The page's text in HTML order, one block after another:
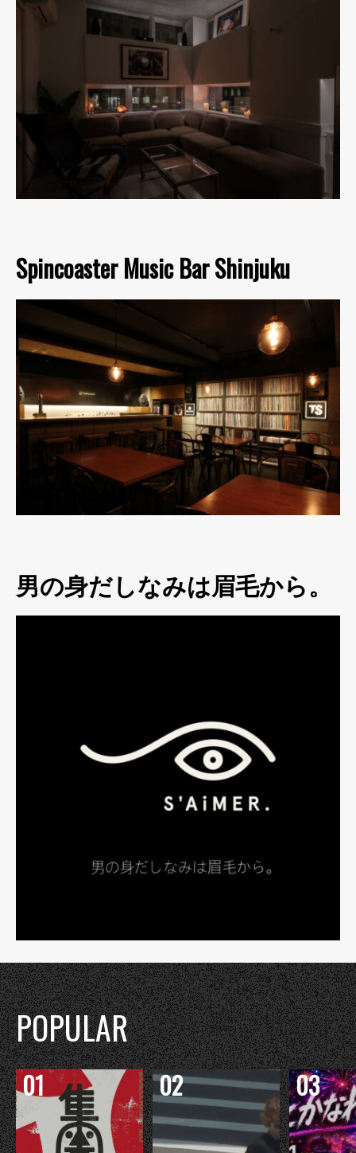
Spincoaster Music Bar Shinjuku
男の身だしなみは眉毛から。
POPULAR